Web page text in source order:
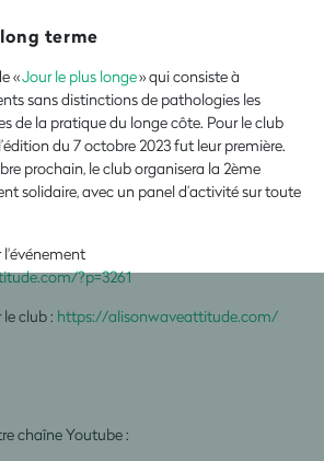
terme
«Jour le plus longe» qui consiste à
sans distinctions de pathologies les
de la pratique du longe côte. Pour le club
du 7 octobre 2023 fut leur première.
prochain, le club organisera la 2ème
solidaire, avec un panel d’activité sur toute
l'événement
?p=3261
club : https://alisonwaveattitude.com/
chaîne Youtube :